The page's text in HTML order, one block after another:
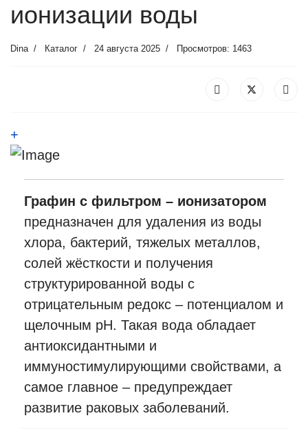
ионизации воды
Dina Каталог 24 августа 2025 Просмотров: 1463
+
Графин с фильтром – ионизатором
предназначен для удаления из воды
хлора, бактерий, тяжелых металлов,
солей жёсткости и получения
структурированной воды с
отрицательным редокс – потенциалом и
щелочным pH. Такая вода обладает
антиоксидантными и
иммуностимулирующими свойствами, а
самое главное – предупреждает
развитие раковых заболеваний.